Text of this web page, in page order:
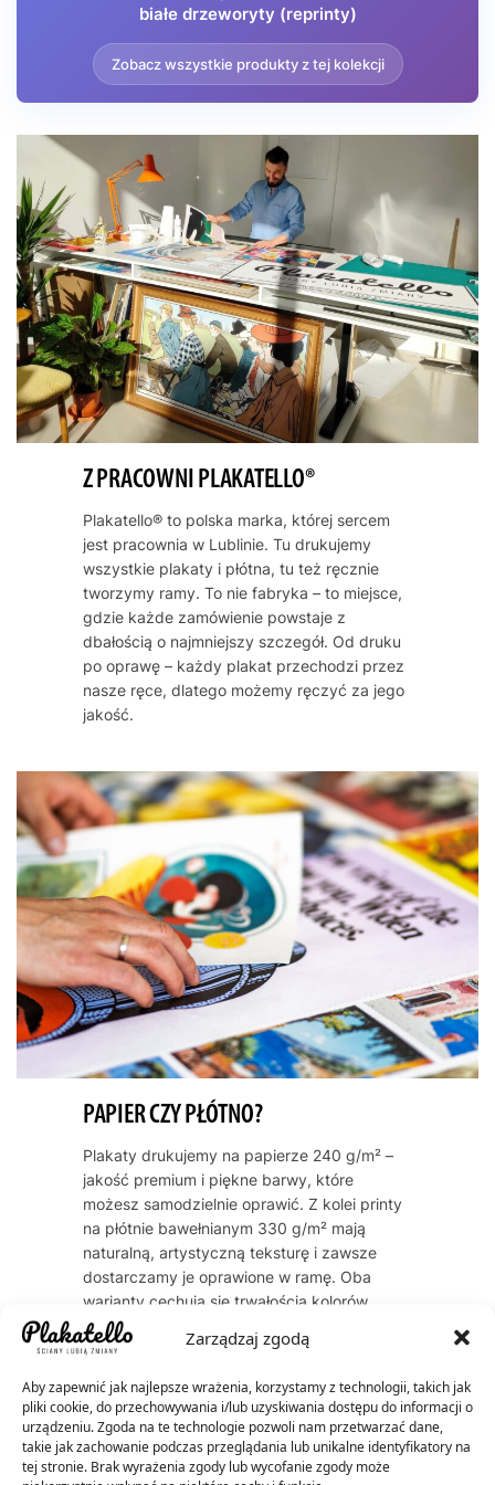
Zarządzaj zgodą
Aby zapewnić jak najlepsze wrażenia, korzystamy z technologii, takich jak
pliki cookie, do przechowywania i/lub uzyskiwania dostępu do informacji o
urządzeniu. Zgoda na te technologie pozwoli nam przetwarzać dane,
takie jak zachowanie podczas przeglądania lub unikalne identyfikatory na
tej stronie. Brak wyrażenia zgody lub wycofanie zgody może
stylu skandynawskim, japandi czy nowoczesnym minimali­
zmie. Plakatello oferuje tę reprodukcję jako idealny akcent dla
przestrzeni, gdzie dominują naturalne materiały i stonowana
białe drzeworyty (reprinty)
Zobacz wszystkie produkty z tej kolekcji
Z PRACOWNI PLAKATELLO®
Plakatello® to polska marka, której sercem
jest pracownia w Lublinie. Tu drukujemy
wszystkie plakaty i płótna, tu też ręcznie
tworzymy ramy. To nie fabryka – to miejsce,
gdzie każde zamówienie powstaje z
dbałością o najmniejszy szczegół. Od druku
po oprawę – każdy plakat przechodzi przez
nasze ręce, dlatego możemy ręczyć za jego
jakość.
PAPIER CZY PŁÓTNO?
Plakaty drukujemy na papierze 240 g/m² –
jakość premium i piękne barwy, które
możesz samodzielnie oprawić. Z kolei printy
na płótnie bawełnianym 330 g/m² mają
naturalną, artystyczną teksturę i zawsze
dostarczamy je oprawione w ramę. Oba
warianty cechują się trwałością kolorów
przez dekady – do 60 lat dla plakatów, do
200 lat dla płócien.